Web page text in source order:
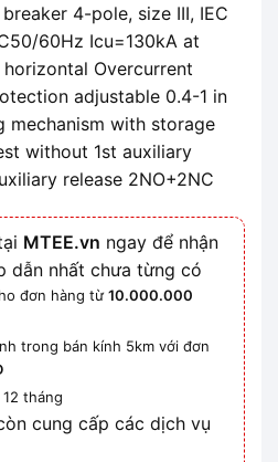
4-pole, size III, IEC
60Hz Icu=130kA at
Overcurrent
adjustable 0.4-1 in
mechanism with storage
without 1st auxiliary
release 2NO+2NC
MTEE.vn ngay để nhận
dẫn nhất chưa từng có
đơn hàng từ10.000.000
trong bán kính 5km với đơn
tháng
cung cấp các dịch vụ